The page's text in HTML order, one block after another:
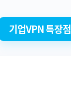
기업VPN 특장점